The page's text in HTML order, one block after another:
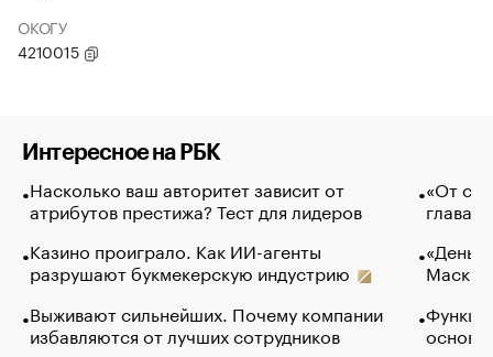
ОКОГУ
4210015
Интересное на РБК
Насколько ваш авторитет зависит от
атрибутов престижа? Тест для лидеров
Казино проиграло. Как ИИ-агенты
разрушают букмекерскую индустрию
Выживают сильнейших. Почему компании
избавляются от лучших сотрудников
«От
глава
Маск в
основ